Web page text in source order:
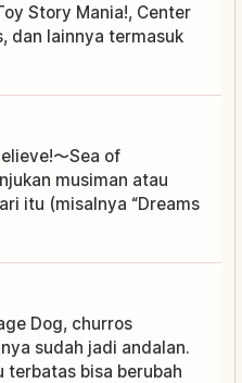
Story Mania!, Center
dan lainnya termasuk
〜Sea of
musiman atau
itu (misalnya “Dreams
Dog, churros
sudah jadi andalan.
terbatas bisa berubah